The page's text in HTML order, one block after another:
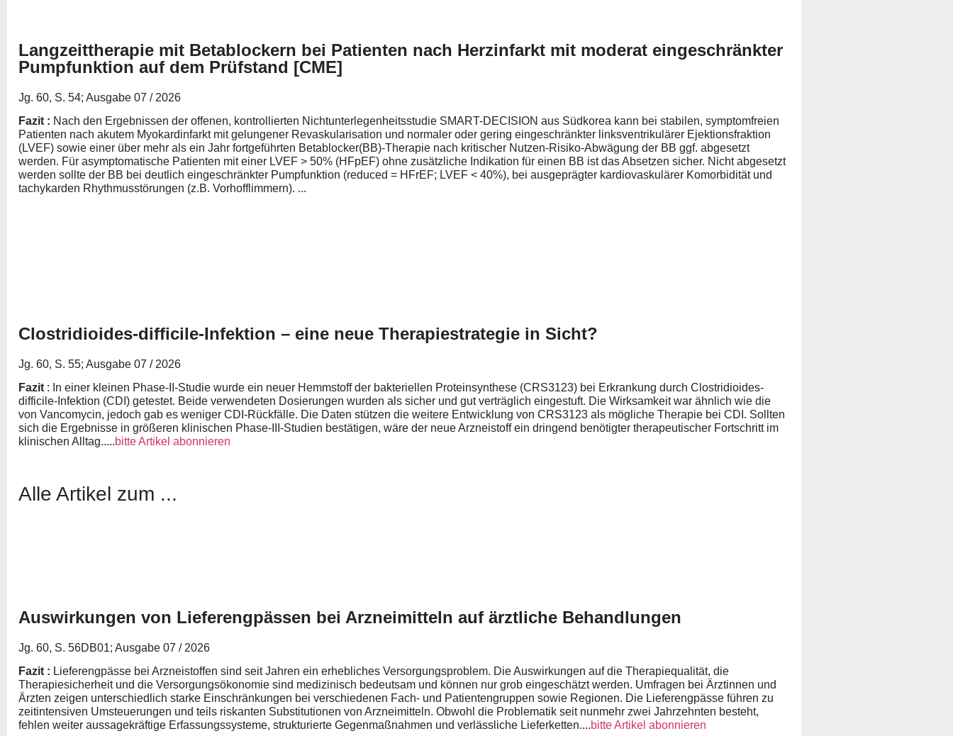
Langzeittherapie mit Betablockern bei Patienten nach Herzinfarkt mit moderat eingeschränkter
Pumpfunktion auf dem Prüfstand [CME]
Jg. 60, S. 54; Ausgabe 07 / 2026
Fazit : Nach den Ergebnissen der offenen, kontrollierten Nichtunterlegenheitsstudie SMART-DECISION aus Südkorea kann bei stabilen, symptomfreien
Patienten nach akutem Myokardinfarkt mit gelungener Revaskularisation und normaler oder gering eingeschränkter linksventrikulärer Ejektionsfraktion
(LVEF) sowie einer über mehr als ein Jahr fortgeführten Betablocker(BB)-Therapie nach kritischer Nutzen-Risiko-Abwägung der BB ggf. abgesetzt
werden. Für asymptomatische Patienten mit einer LVEF > 50% (HFpEF) ohne zusätzliche Indikation für einen BB ist das Absetzen sicher. Nicht abgesetzt
werden sollte der BB bei deutlich eingeschränkter Pumpfunktion (reduced = HFrEF; LVEF < 40%), bei ausgeprägter kardiovaskulärer Komorbidität und
tachykarden Rhythmusstörungen (z.B. Vorhofflimmern). ...
Clostridioides-difficile-Infektion – eine neue Therapiestrategie in Sicht?
Jg. 60, S. 55; Ausgabe 07 / 2026
Fazit : In einer kleinen Phase-II-Studie wurde ein neuer Hemmstoff der bakteriellen Proteinsynthese (CRS3123) bei Erkrankung durch Clostridioides-
difficile-Infektion (CDI) getestet. Beide verwendeten Dosierungen wurden als sicher und gut verträglich eingestuft. Die Wirksamkeit war ähnlich wie die
von Vancomycin, jedoch gab es weniger CDI-Rückfälle. Die Daten stützen die weitere Entwicklung von CRS3123 als mögliche Therapie bei CDI. Sollten
sich die Ergebnisse in größeren klinischen Phase-III-Studien bestätigen, wäre der neue Arzneistoff ein dringend benötigter therapeutischer Fortschritt im
klinischen Alltag.....bitte Artikel abonnieren
Alle Artikel zum ...
Auswirkungen von Lieferengpässen bei Arzneimitteln auf ärztliche Behandlungen
Jg. 60, S. 56DB01; Ausgabe 07 / 2026
Fazit : Lieferengpässe bei Arzneistoffen sind seit Jahren ein erhebliches Versorgungsproblem. Die Auswirkungen auf die Therapiequalität, die
Therapiesicherheit und die Versorgungsökonomie sind medizinisch bedeutsam und können nur grob eingeschätzt werden. Umfragen bei Ärztinnen und
Ärzten zeigen unterschiedlich starke Einschränkungen bei verschiedenen Fach- und Patientengruppen sowie Regionen. Die Lieferengpässe führen zu
zeitintensiven Umsteuerungen und teils riskanten Substitutionen von Arzneimitteln. Obwohl die Problematik seit nunmehr zwei Jahrzehnten besteht,
fehlen weiter aussagekräftige Erfassungssysteme, strukturierte Gegenmaßnahmen und verlässliche Lieferketten....bitte Artikel abonnieren